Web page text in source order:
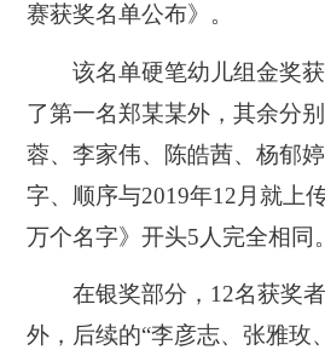
赛获奖名单公布》。
该名单硬笔幼儿组金奖获
了第一名郑某某外，其余分
蓉、李家伟、陈皓茜、杨郁
字、顺序与2019年12月就上
万个名字》开头5人完全相同。
在银奖部分，12名获奖者
外，后续的“李彦志、张雅玫